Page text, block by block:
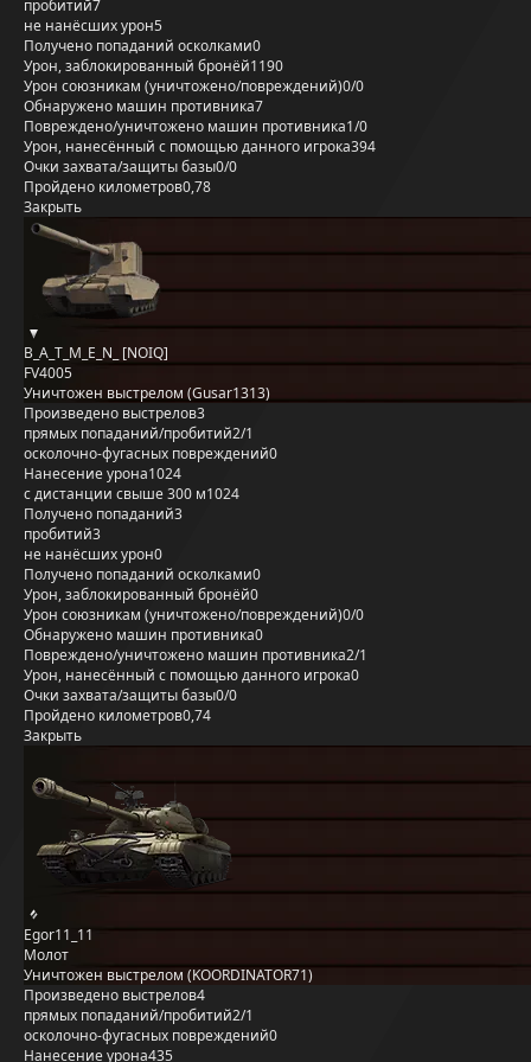
пробитий7
не нанёсших урон5
Получено попаданий осколками0
Урон, заблокированный бронёй1190
Урон союзникам (уничтожено/повреждений)0/0
Обнаружено машин противника7
Повреждено/уничтожено машин противника1/0
Урон, нанесённый с помощью данного игрока394
Очки захвата/защиты базы0/0
Пройдено километров0,78
Закрыть
B_A_T_M_E_N_ [NOIQ]
FV4005
Уничтожен выстрелом (Gusar1313)
Произведено выстрелов3
прямых попаданий/пробитий2/1
осколочно-фугасных повреждений0
Нанесение урона1024
с дистанции свыше 300 м1024
Получено попаданий3
пробитий3
не нанёсших урон0
Получено попаданий осколками0
Урон, заблокированный бронёй0
Урон союзникам (уничтожено/повреждений)0/0
Обнаружено машин противника0
Повреждено/уничтожено машин противника2/1
Урон, нанесённый с помощью данного игрока0
Очки захвата/защиты базы0/0
Пройдено километров0,74
Закрыть
Egor11_11
Молот
Уничтожен выстрелом (KOORDINATOR71)
Произведено выстрелов4
прямых попаданий/пробитий2/1
осколочно-фугасных повреждений0
Нанесение урона435